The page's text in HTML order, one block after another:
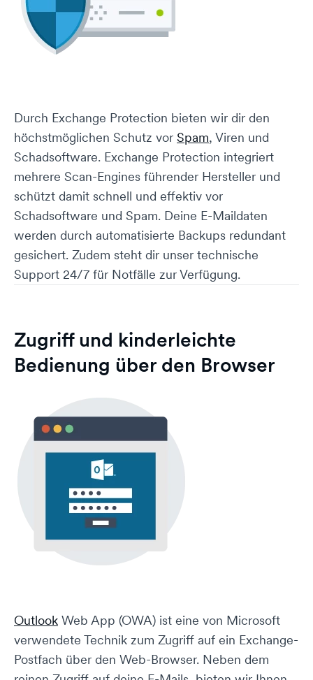
Durch Exchange Protection bieten wir dir den
höchstmöglichen Schutz vor Spam, Viren und
Schadsoftware. Exchange Protection integriert
mehrere Scan-Engines führender Hersteller und
schützt damit schnell und effektiv vor
Schadsoftware und Spam. Deine E-Maildaten
werden durch automatisierte Backups redundant
gesichert. Zudem steht dir unser technische
Support 24/7 für Notfälle zur Verfügung.
Zugriff und kinderleichte
Bedienung über den Browser
Outlook Web App (OWA) ist eine von Microsoft
verwendete Technik zum Zugriff auf ein Exchange-
Postfach über den Web-Browser. Neben dem